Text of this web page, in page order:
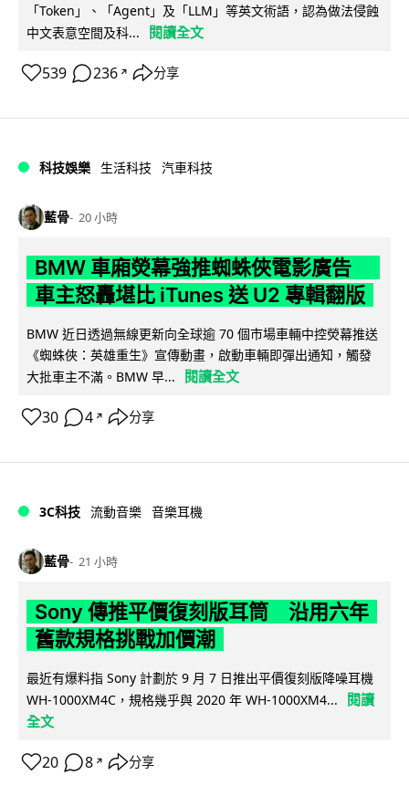
「Token」、「Agent」及「LLM」等英文術語，認為做法侵蝕
中文表意空間及科...
閱讀全文
539 236 ↗ 分享
科技娛樂 生活科技 汽車科技
藍骨 20 小時
BMW 車廂熒幕強推蜘蛛俠電影廣告
車主怒轟堪比 iTunes 送 U2 專輯翻版
BMW 近日透過無線更新向全球逾 70 個市場車輛中控熒幕推送
《蜘蛛俠：英雄重生》宣傳動畫，啟動車輛即彈出通知，觸發
大批車主不滿。BMW 早...
閱讀全文
30 4 ↗ 分享
3C科技 流動音樂 音樂耳機
藍骨 21 小時
Sony 傳推平價復刻版耳筒 沿用六年
舊款規格挑戰加價潮
最近有爆料指 Sony 計劃於 9 月 7 日推出平價復刻版降噪耳機
WH-1000XM4C，規格幾乎與 2020 年 WH-1000XM4...
閱讀
全文
20 8 ↗ 分享